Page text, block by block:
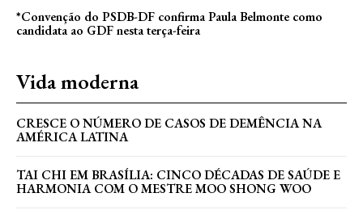
*Convenção do PSDB-DF confirma Paula Belmonte como
candidata ao GDF nesta terça-feira
Vida moderna
CRESCE O NÚMERO DE CASOS DE DEMÊNCIA NA
AMÉRICA LATINA
TAI CHI EM BRASÍLIA: CINCO DÉCADAS DE SAÚDE E
HARMONIA COM O MESTRE MOO SHONG WOO